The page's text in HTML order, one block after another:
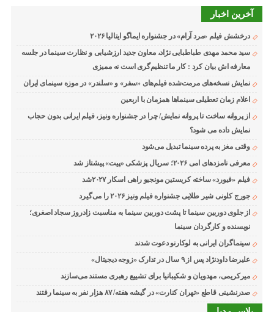
آخرین اخبار
درخشش فیلم «مرد آرام» در جشنواره ایماگو ایتالیا ۲۰۲۶
سید محمد مهدی طباطبایی نژاد، معاون جدید ارزشیابی و نظارت سینما در جلسه
معارفه اش بیان کرد : کار ما تنظیم‌گری است نه ممیزی
نمایش نسخه‌های مرمت‌شده فیلم‌های «سفر» و «سلندر» در موزه سینمای ایران
اعلام زمان تعطیلی سینماها همزمان با اربعین
از پروانه ساخت تا پروانه نمایش/ چرا در جشنواره ونیز، فیلم ایرانی بدون حجاب
نمایش داده می شود؟
وقتی مغز به پرده سینما تبدیل می‌شود
معرفی نامزدهای امی ۲۰۲۶؛ سریال پزشکی «پیت» پیشتاز شد
فیلم «فیورد» ساخته کریستین مونجیو راهی اسکار ۲۰۲۷شد
جورج کلونی شیر طلایی جشنواره فیلم ونیز ۲۰۲۶ را می‌گیرد
از جلوی دوربین سینما تا پشت دوربین سینما به مناسبت زادروز سجاد اصغری؛
نویسنده و کارگردان سینما
سینماگران ایرانی به لوکارنو دعوت شدند
علیرضا داودنژاد پس از ۹ سال در تدارک «زوجه دیجیتال»
میرکریمی، مهدویان و شکیبانیا برای تشییع رهبری مستند می‌سازند
صدرنشینی قاطع «تهران کنارت» در گیشه هفته/ ۸۷ هزار نفر به سینما رفتند